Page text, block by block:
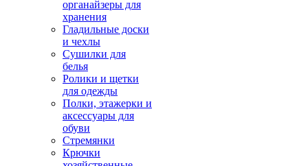
органайзеры для
хранения
Гладильные доски
и чехлы
Сушилки для
белья
Ролики и щетки
для одежды
Полки, этажерки и
аксессуары для
обуви
Стремянки
Крючки